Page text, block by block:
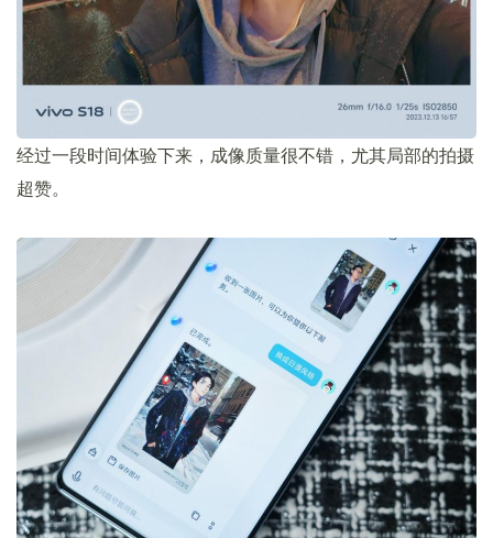
经过一段时间体验下来，成像质量很不错，尤其局部的拍摄
超赞。